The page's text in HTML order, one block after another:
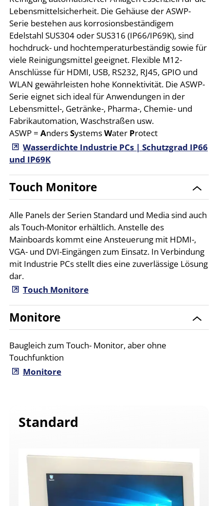
Lebensmittelsicherheit. Die Gehäuse der ASWP-
Serie bestehen aus korrosionsbeständigem
Edelstahl SUS304 oder SUS316 (IP66/IP69K), sind
hochdruck- und hochtemperaturbeständig sowie für
viele Reinigungsmittel geeignet. Flexible M12-
Anschlüsse für HDMI, USB, RS232, RJ45, GPIO und
WLAN gewährleisten hohe Konnektivität. Die ASWP-
Serie eignet sich ideal für Anwendungen in der
Lebensmittel-, Getränke-, Pharma-, Chemie- und
Fabrikautomation, Waschstraßen usw.
ASWP = AndersSystemsWater Protect
Wasserdichte Industrie PCs | Schutzgrad IP66
und IP69K
Touch Monitore
Alle Panels der Serien Standard und Media sind auch
als Touch-Monitor erhältlich. Anstelle des
Mainboards kommt eine Ansteuerung mit HDMI-,
VGA- und DVI-Eingängen zum Einsatz. In Verbindung
mit Industrie PCs stellt dies eine zuverlässige Lösung
dar.
Touch Monitore
Monitore
Baugleich zum Touch- Monitor, aber ohne
Touchfunktion
Monitore
Standard